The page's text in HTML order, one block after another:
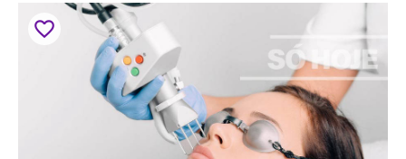
favorite_border